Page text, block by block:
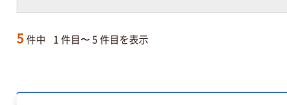
5 件中 1 件目〜 5 件目を表示